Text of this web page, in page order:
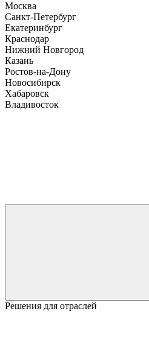
Москва
Санкт-Петербург
Екатеринбург
Краснодар
Нижний Новгород
Казань
Ростов-на-Дону
Новосибирск
Хабаровск
Владивосток
Решения для отраслей